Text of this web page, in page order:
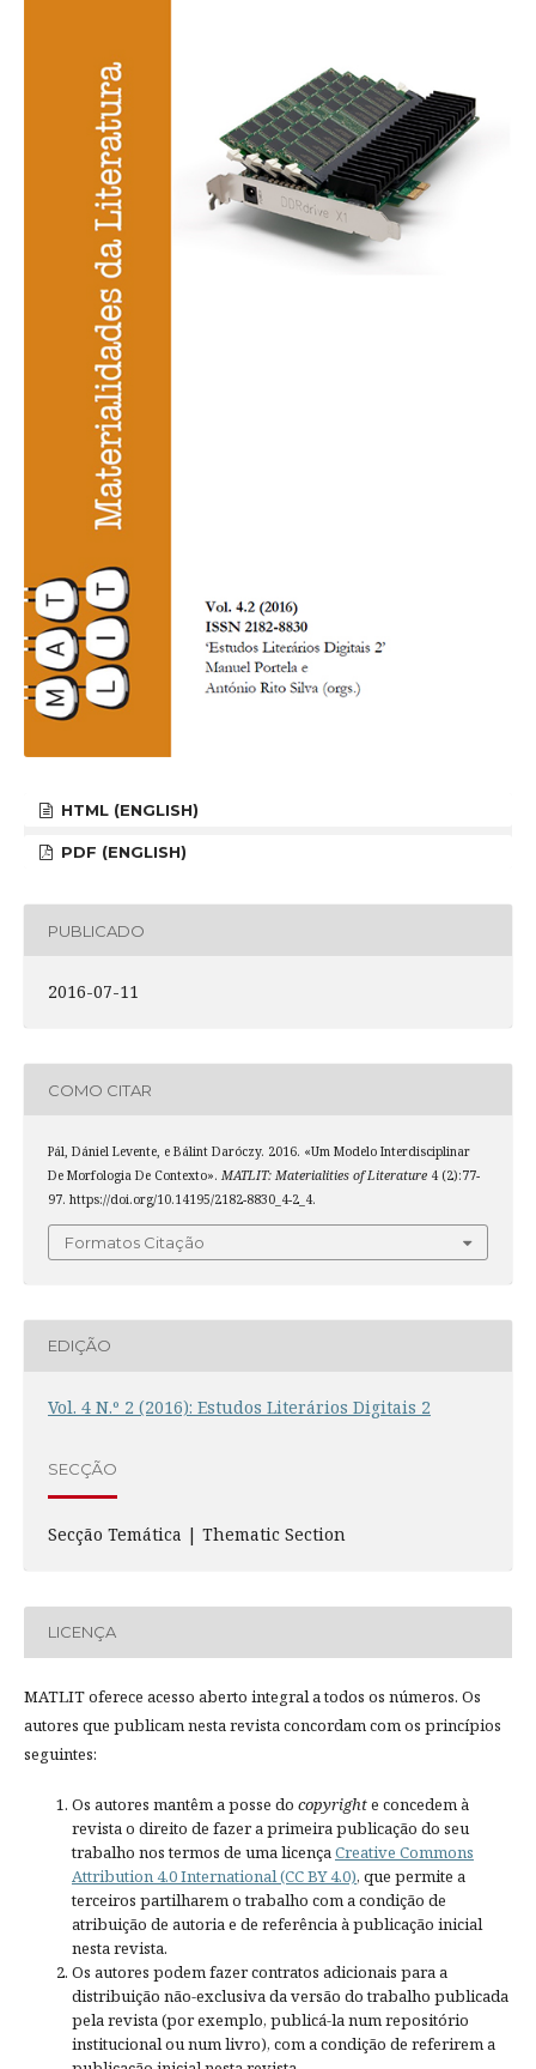
HTML (ENGLISH)
PDF (ENGLISH)
PUBLICADO
2016-07-11
COMO CITAR
Pál, Dániel Levente, e Bálint Daróczy. 2016. «Um Modelo Interdisciplinar
De Morfologia De Contexto». MATLIT: Materialities of Literature4 (2):77-
97. https://doi.org/10.14195/2182-8830_4-2_4.
Formatos Citação
EDIÇÃO
Vol. 4 N.º 2 (2016): Estudos Literários Digitais 2
SECÇÃO
Secção Temática | Thematic Section
LICENÇA
MATLIT oferece acesso aberto integral a todos os números. Os
autores que publicam nesta revista concordam com os princípios
seguintes:
Os autores mantêm a posse do copyrighte concedem à
revista o direito de fazer a primeira publicação do seu
trabalho nos termos de uma licençaCreative Commons
Attribution 4.0 International (CC BY 4.0), que permite a
terceiros partilharem o trabalho com a condição de
atribuição de autoria e de referência à publicação inicial
nesta revista.
Os autores podem fazer contratos adicionais para a
distribuição não-exclusiva da versão do trabalho publicada
pela revista (por exemplo, publicá-la num repositório
institucional ou num livro), com a condição de referirem a